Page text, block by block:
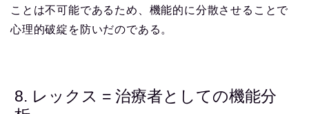
ことは不可能であるため、機能的に分散させることで
心理的破綻を防いだのである。
8. レックス = 治療者としての機能分